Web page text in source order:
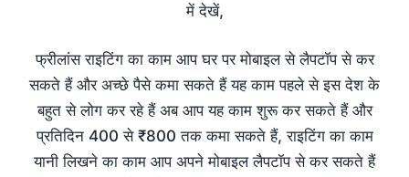
में देखें,
फ्रीलांस राइटिंग का काम आप घर पर मोबाइल से लैपटॉप से कर
सकते हैं और अच्छे पैसे कमा सकते हैं यह काम पहले से इस देश के
बहुत से लोग कर रहे हैं अब आप यह काम शुरू कर सकते हैं और
प्रतिदिन 400 से ₹800 तक कमा सकते हैं, राइटिंग का काम
यानी लिखने का काम आप अपने मोबाइल लैपटॉप से कर सकते हैं